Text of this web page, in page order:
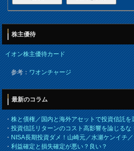
株主優待
イオン株主優待カード
参考：ワオンチャージ
最新のコラム
・株と債権／国内と海外アセットで投資信託を
・投資信託リターンのコスト高影響を論じるな
・NISA長期投資ダメ！山崎元／水瀬ケンイチ
・利益確定と損失確定が悪い？良い？